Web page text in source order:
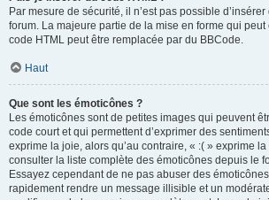
Par mesure de sécurité, il n’est pas possible
forum. La majeure partie de la mise en forme qui
code HTML peut être remplacée par du BBCode.
Haut
Que sont les émoticônes ?
Les émoticônes sont de petites images qui peuvent
code court et qui permettent d’exprimer des
exprime la joie, alors qu’au contraire, « :( » exprime
consulter la liste complète des émoticônes depuis le
Essayez cependant de ne pas abuser des
rapidement rendre un message illisible et un